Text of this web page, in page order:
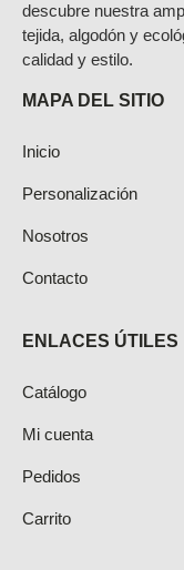
descubre nuestra
tejida, algodón y
calidad y estilo.
MAPA DEL SITIO
Inicio
Personalización
Nosotros
Contacto
ENLACES ÚTILES
Catálogo
Mi cuenta
Pedidos
Carrito